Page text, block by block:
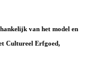
van het model en
Cultureel Erfgoed,